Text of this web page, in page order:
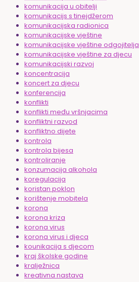
komunikacija u obitelji
komunikacijs s tinejdžerom
komunikacijska radionica
komunikacijske vještine
komunikacijske vještine odgojitelja
komunikacijske vještine za djecu
komunikacijski razvoj
koncentracija
koncert za djecu
konferencija
konflikti
konflikti među vršnjacima
konfliktni razvod
konfliktno dijete
kontrola
kontrola bijesa
kontroliranje
konzumacija alkohola
koregulacija
koristan poklon
korištenje mobitela
korona
korona kriza
korona virus
korona virus i djeca
kounikacija s djecom
kraj školske godine
kralježnica
kreativna nastava